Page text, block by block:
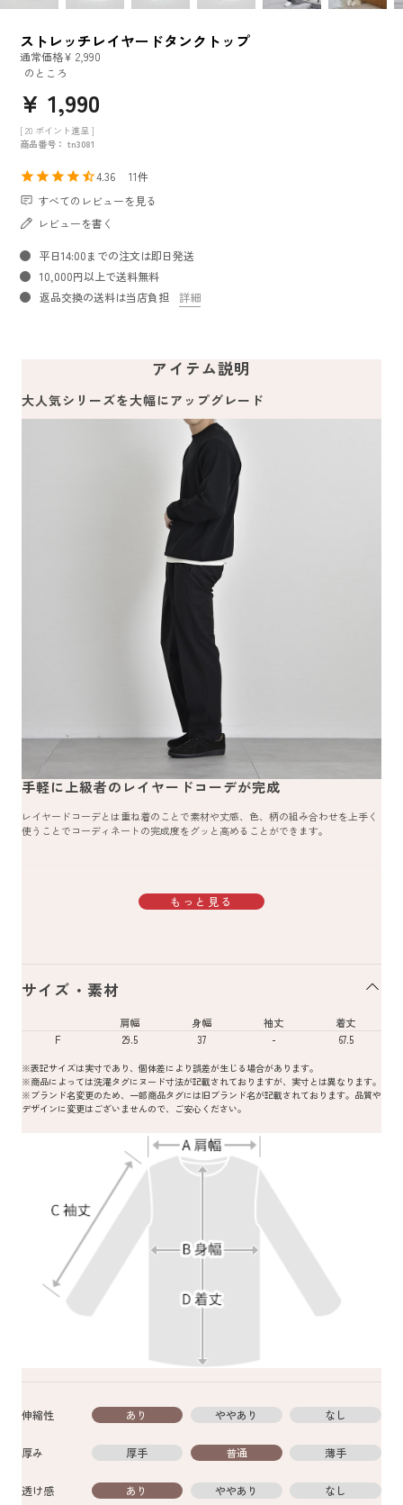
ストレッチレイヤードタンクトップ
通常価格¥ 2,990
のところ
¥ 1,990
[ 20 ポイント進呈 ]
商品番号
tn3081
4.36
11
すべてのレビューを見る
レビューを書く
平日14:00までの注文は即日発送
10,000円以上で送料無料
返品交換の送料は当店負担
詳細
アイテム説明
大人気シリーズを大幅にアップグレード
手軽に上級者のレイヤードコーデが完成
レイヤードコーデとは重ね着のことで素材や丈感、色、柄の組み合わせを上手く
使うことでコーディネートの完成度をグッと高めることができます。
もっと見る
サイズ・素材
肩幅 身幅 袖丈
着丈
F
29.5 37 - 67.5
※表記サイズは実寸であり、個体差により誤差が生じる場合があります。
※商品によっては洗濯タグにヌード寸法が記載されておりますが、実寸とは異なります。
※ブランド名変更のため、一部商品タグには旧ブランド名が記載されております。品質や
デザインに変更はございませんので、ご安心ください。
伸縮性 あり ややあり なし
厚み 厚手 普通 薄手
透け感 あり ややあり なし